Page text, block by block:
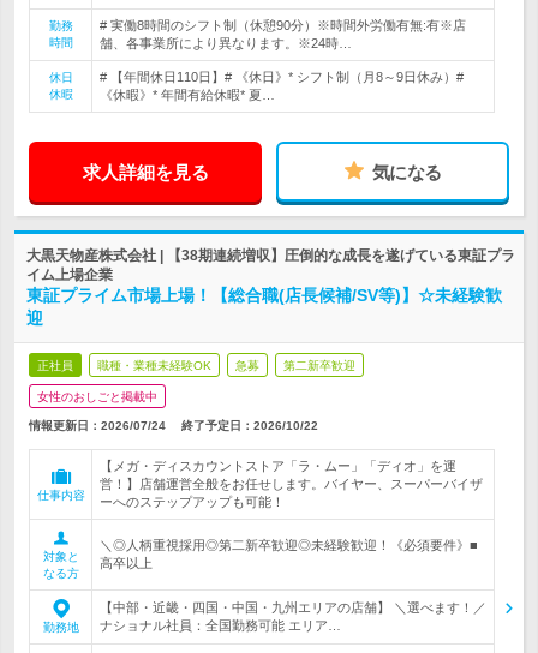
勤務
時間
# 実働8時間のシフト制（休憩90分）※時間外労働有無:有※店
舗、各事業所により異なります。※24時…
休日
休暇
# 【年間休日110日】# 《休日》* シフト制（月8～9日休み）#
《休暇》* 年間有給休暇* 夏…
求人詳細を見る 気になる
大黒天物産株式会社 | 【38期連続増収】圧倒的な成長を遂げている東証プラ
イム上場企業
東証プライム市場上場！【総合職(店長候補/SV等)】☆未経験歓
迎
正社員 職種・業種未経験OK 急募 第二新卒歓迎
女性のおしごと掲載中
情報更新日：2026/07/24 終了予定日： 2026/10/22
仕事内容
【メガ・ディスカウントストア「ラ・ムー」「ディオ」を運
営！】店舗運営全般をお任せします。バイヤー、スーパーバイザ
ーへのステップアップも可能！
対象と
なる方
＼◎人柄重視採用◎第二新卒歓迎◎未経験歓迎！《必須要件》■
高卒以上
勤務地
【中部・近畿・四国・中国・九州エリアの店舗】 ＼選べます！／
ナショナル社員：全国勤務可能 エリア…